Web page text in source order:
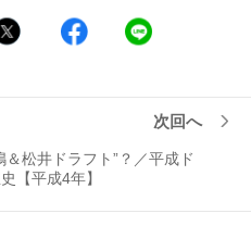
次回へ
＆松井ドラフト”？／平成ド
【平成4年】